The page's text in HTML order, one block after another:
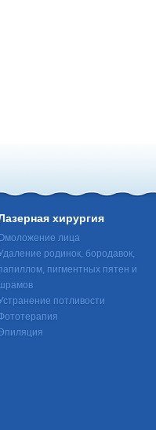
хирургия
лица
родинок, бородавок,
пигментных пятен и
потливости